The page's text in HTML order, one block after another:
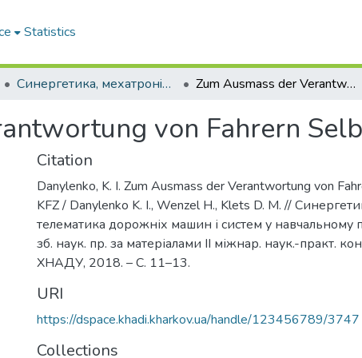
Statistics
Синергетика, мехатронiка, телематика дорожнiх машин i систем у навчальному процесi та науцi Zum Ausmass der Verantwortung von Fahrern Selbstfahrender KFZ
von Fahrern
Citation
Danylenko, K. I. Zum Ausmass der Verantwortung von
KFZ / Danylenko K. I., Wenzel H., Klets D. M. //
телематика дорожніх машин і систем у навчальному
зб. наук. пр. за матеріалами ІІ міжнар. наук.-практ.
ХНАДУ, 2018. – С. 11–13.
URI
https://dspace.khadi.kharkov.ua/handle/123456789/3747
Collections